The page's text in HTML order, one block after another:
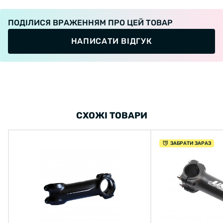
Диаметр руля: 25,4 мм;
Диаметр штока вилки: 1” (25,4 мм);
ПОДІЛИСЯ ВРАЖЕННЯМ ПРО ЦЕЙ ТОВАР
НАПИСАТИ ВІДГУК
СХОЖІ ТОВАРИ
ЗАБРАТИ ЗАРАЗ